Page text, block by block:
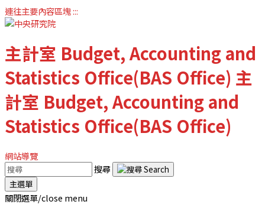
連往主要內容區塊:::
主計室 Budget, Accounting and
Statistics Office(BAS Office) 主
計室 Budget, Accounting and
Statistics Office(BAS Office)
網站導覽
搜尋
主選單
關閉選單/close menu